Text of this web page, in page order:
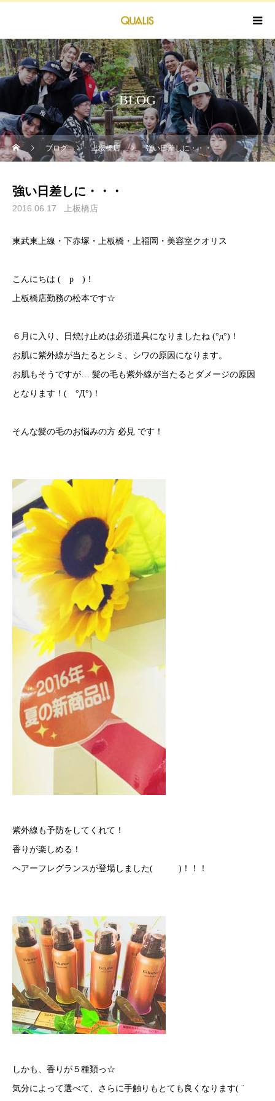
BLOG
ブログ 上板橋店 強い日差しに・・・
強い日差しに・・・
2016.06.17 上板橋店
東武東上線・下赤塚・上板橋・上福岡・美容室クオリス
こんにちは ( p ) ！
上板橋店勤務の松本です☆
６月に入り、日焼け止めは必須道具になりましたね (°д°) ！
お肌に紫外線が当たるとシミ、シワの原因になります。
お肌もそうですが… 髪の毛も紫外線が当たるとダメージの原因
となります！ ( °Д°) ！
そんな髪の毛のお悩みの方 必見 です！
紫外線も予防をしてくれて！
香りが楽しめる！
ヘアーフレグランスが登場しました( ) ！！！
しかも、香りが５種類っ☆
気分によって選べて、さらに手触りもとても良くなります( ¨